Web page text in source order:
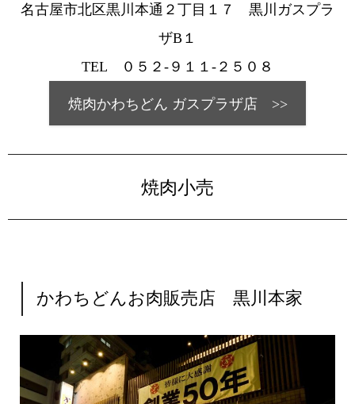
名古屋市北区黒川本通２丁目１７ 黒川ガスプラ
ザB１
TEL ０５２‐９１１‐２５０８
焼肉かわちどん ガスプラザ店 >>
焼肉小売
かわちどんお肉販売店 黒川本家